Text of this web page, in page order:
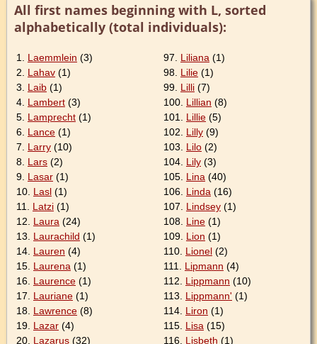
All first names beginning with L, sorted
alphabetically (total individuals):
1. Laemmlein (3)
2. Lahav (1)
3. Laib (1)
4. Lambert (3)
5. Lamprecht (1)
6. Lance (1)
7. Larry (10)
8. Lars (2)
9. Lasar (1)
10. Lasl (1)
11. Latzi (1)
12. Laura (24)
13. Laurachild (1)
14. Lauren (4)
15. Laurena (1)
16. Laurence (1)
17. Lauriane (1)
18. Lawrence (8)
19. Lazar (4)
20. Lazarus (32)
97. Liliana (1)
98. Lilie (1)
99. Lilli (7)
100. Lillian (8)
101. Lillie (5)
102. Lilly (9)
103. Lilo (2)
104. Lily (3)
105. Lina (40)
106. Linda (16)
107. Lindsey (1)
108. Line (1)
109. Lion (1)
110. Lionel (2)
111. Lipmann (4)
112. Lippmann (10)
113. Lippmann' (1)
114. Liron (1)
115. Lisa (15)
116. Lisbeth (1)